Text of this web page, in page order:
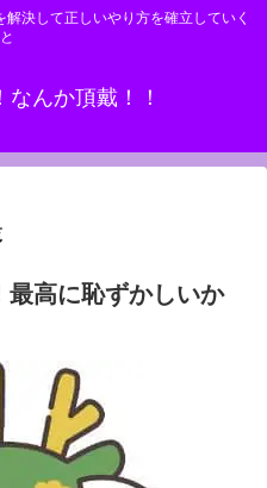
決して正しいやり方を確立していく
んか頂戴！！
最高に恥ずかしいか